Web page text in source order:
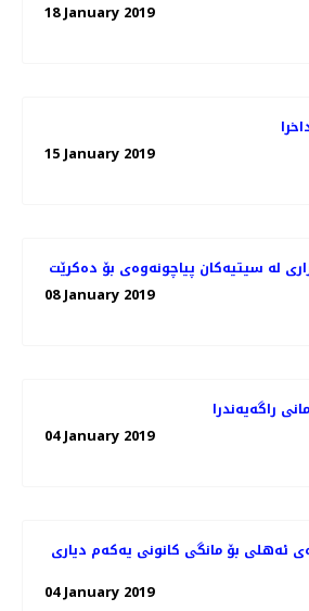
18 January 2019
15 January 2019
08 January 2019
04 January 2019
ئەهلی بۆ مانگی كانونی یەكەم دیاری
04 January 2019